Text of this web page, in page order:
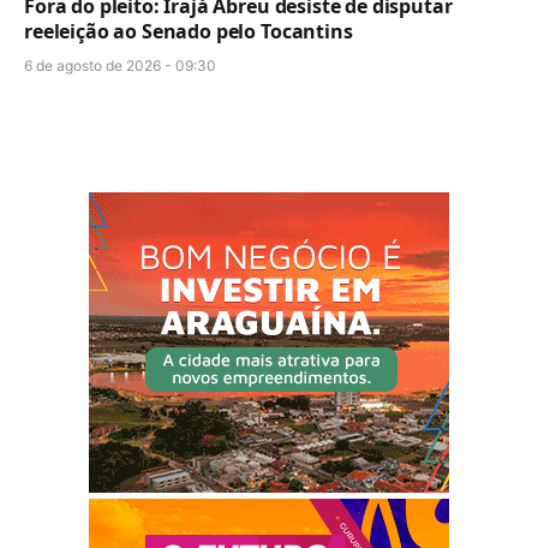
Fora do pleito: Irajá Abreu desiste de disputar
reeleição ao Senado pelo Tocantins
6 de agosto de 2026 - 09:30